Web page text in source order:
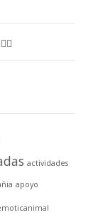
actividades
apoyo